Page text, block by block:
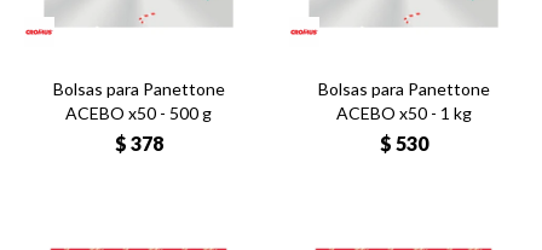
Bolsas para Panettone
ACEBO x50 - 500 g
$ 378
Bolsas para Panettone
ACEBO x50 - 1 kg
$ 530